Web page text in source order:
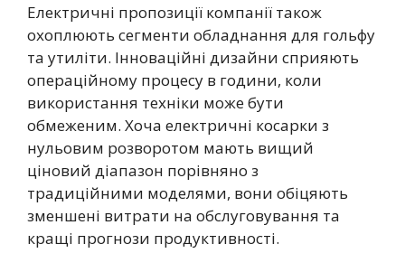
Електричні пропозиції компанії також
охоплюють сегменти обладнання для гольфу
та утиліти. Інноваційні дизайни сприяють
операційному процесу в години, коли
використання техніки може бути
обмеженим. Хоча електричні косарки з
нульовим розворотом мають вищий
ціновий діапазон порівняно з
традиційними моделями, вони обіцяють
зменшені витрати на обслуговування та
кращі прогнози продуктивності.